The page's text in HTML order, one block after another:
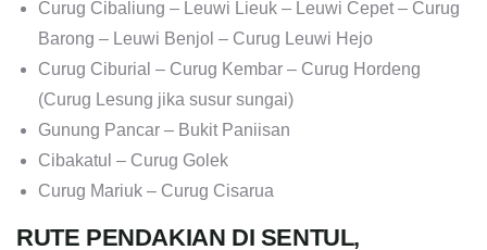
Curug Cibaliung – Leuwi Lieuk – Leuwi Cepet – Curug
Barong – Leuwi Benjol – Curug Leuwi Hejo
Curug Ciburial – Curug Kembar – Curug Hordeng
(Curug Lesung jika susur sungai)
Gunung Pancar – Bukit Paniisan
Cibakatul – Curug Golek
Curug Mariuk – Curug Cisarua
RUTE PENDAKIAN DI SENTUL,